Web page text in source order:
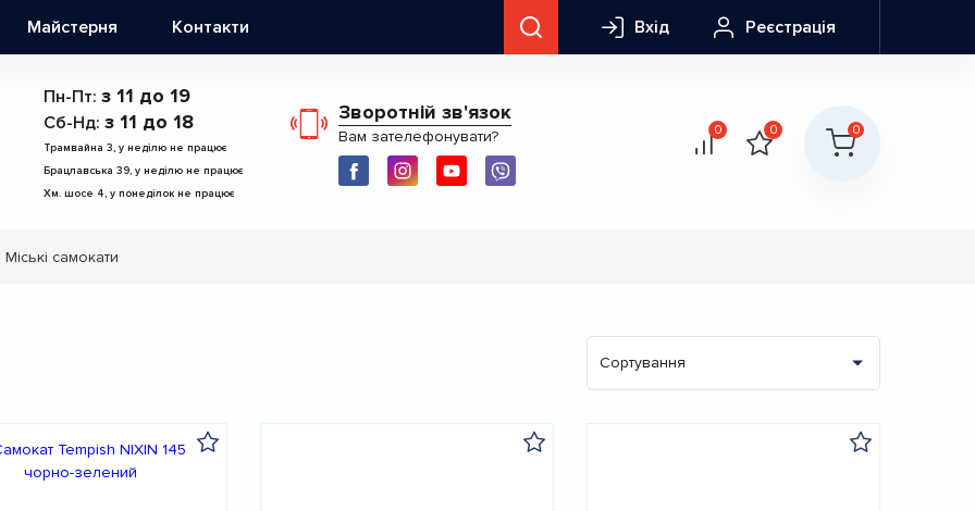
Майстерня Контакти Вхід Реєстрація
Пн-Пт: з 11 до 19
Сб-Нд: з 11 до 18
Трамвайна 3, у неділю не працює
Брацлавська 39, у неділю не працює
Хм. шосе 4, у понеділок не працює
Зворотній зв'язок
Вам зателефонувати? 0 0 0
Міські самокати